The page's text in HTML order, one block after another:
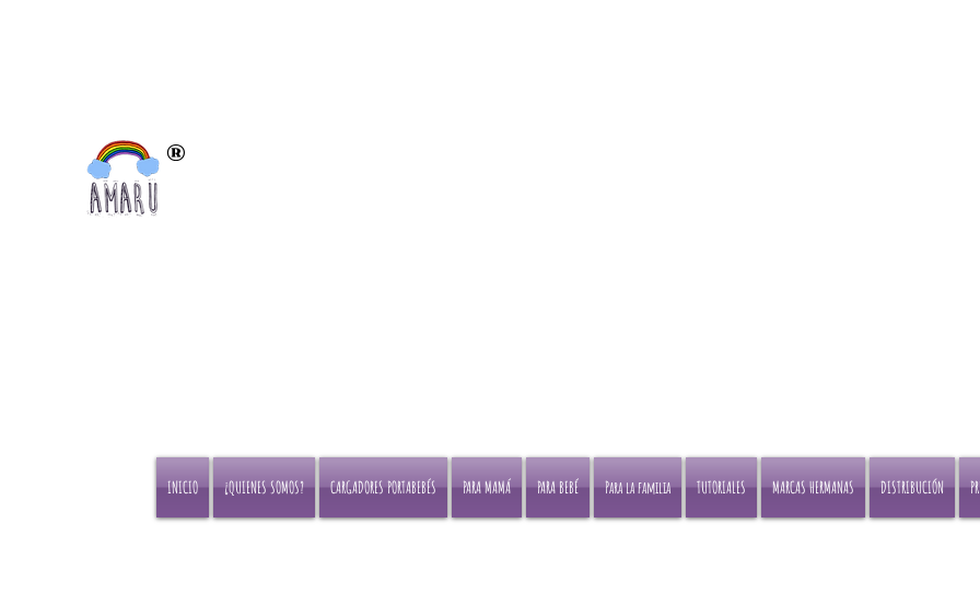
®
INICIO ¿QUIENES SOMOS? CARGADORES PORTABEBÉS PARA MAMÁ PARA BEBÉ Para la familia TUTORIALES MARCAS HERMANAS DISTRIBUCIÓN